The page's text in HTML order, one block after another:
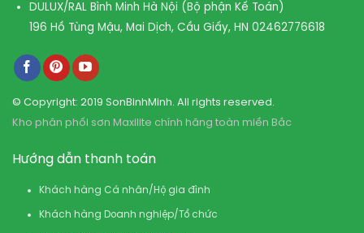
DULUX/RAL Bình Minh Hà Nội (Bộ phận Kế Toán)
196 Hồ Tùng Mậu, Mai Dịch, Cầu Giấy, HN 02462776618
© Copyright: 2019 SonBinhMinh. All rights reserved.
Kho phân phối sơn Maxilite chính hãng toàn miền Bắc
Hướng dẫn thanh toán
Khách hàng Cá nhân/Hộ gia đình
Khách hàng Doanh nghiệp/Tổ chức